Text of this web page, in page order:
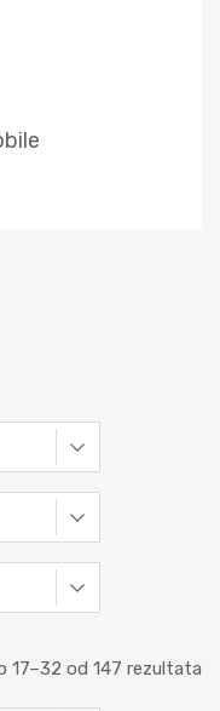
17–32 od 147 rezultata